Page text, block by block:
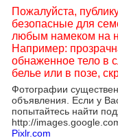
Пожалуйста,
безопасные для
любым намеком на
Например:
обнаженное тело в
белье или в позе,
Фотографии
объявления. Если у
попытайтесь найти
http://
Pixlr.com